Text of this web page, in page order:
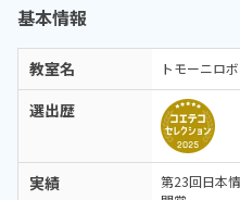
基本情報
教室名 トモーニロ
選出歴
実績
第23回日本